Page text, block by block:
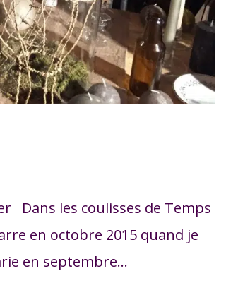
Dans les coulisses de Temps
en octobre 2015 quand je
en septembre...